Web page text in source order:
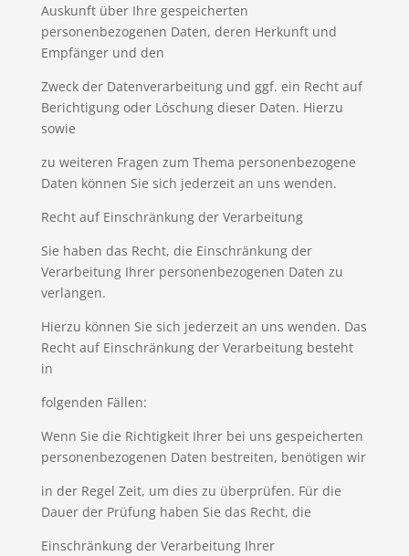
Auskunft über Ihre gespeicherten
personenbezogenen Daten, deren Herkunft und
Empfänger und den
Zweck der Datenverarbeitung und ggf. ein Recht auf
Berichtigung oder Löschung dieser Daten. Hierzu
sowie
zu weiteren Fragen zum Thema personenbezogene
Daten können Sie sich jederzeit an uns wenden.
Recht auf Einschränkung der Verarbeitung
Sie haben das Recht, die Einschränkung der
Verarbeitung Ihrer personenbezogenen Daten zu
verlangen.
Hierzu können Sie sich jederzeit an uns wenden. Das
Recht auf Einschränkung der Verarbeitung besteht
in
folgenden Fällen:
Wenn Sie die Richtigkeit Ihrer bei uns gespeicherten
personenbezogenen Daten bestreiten, benötigen wir
in der Regel Zeit, um dies zu überprüfen. Für die
Dauer der Prüfung haben Sie das Recht, die
Einschränkung der Verarbeitung Ihrer